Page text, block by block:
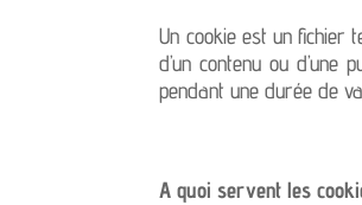
Un cookie est un fichier
d’un contenu ou
pendant une durée de
A quoi servent les